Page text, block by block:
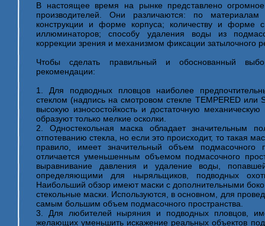
В настоящее время на рынке представлено
производителей. Они различаются: по
конструкции и форме корпуса; количеству и форме
иллюминаторов; способу удаления воды из
коррекции зрения и механизмом фиксации затылочного
Чтобы сделать правильный и обоснованный
рекомендации:
1. Для подводных пловцов наиболее
стеклом (надпись на смотровом стекле TEMPERED
высокую износостойкость и достаточную
образуют только мелкие осколки.
2. Одностекольная маска обладает значительным
отпотеванию стекла, но если это происходит, то такая
правило, имеет значительный объем подмасочного
отличается уменьшенным объемом подмасочного
выравнивание давления и удаление воды,
определяющими для ныряльщиков, подводных
Наибольший обзор имеют маски с дополнительными
стекольные маски. Используются, в основном, для
самым большим объем подмасочного пространства.
3. Для любителей ныряния и подводных пловцов,
желающих уменьшить искажение реальных объектов